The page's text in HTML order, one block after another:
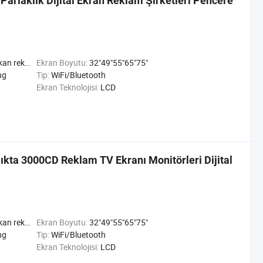
ad Oynatıcı Ekran Boyutu:32"49"55"65"75"
Tip:WiFi/Bluetooth
Ekran Teknolojisi: LCD
3000CD Reklam TV Ekranı Monitörleri Dijital
ad Oynatıcı Ekran Boyutu:32"49"55"65"75"
Tip:WiFi/Bluetooth
Ekran Teknolojisi: LCD